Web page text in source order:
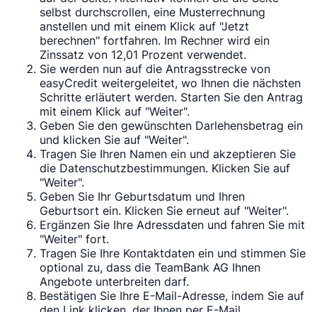
selbst durchscrollen, eine Musterrechnung
anstellen und mit einem Klick auf "Jetzt
berechnen" fortfahren. Im Rechner wird ein
Zinssatz von 12,01 Prozent verwendet.
Sie werden nun auf die Antragsstrecke von
easyCredit weitergeleitet, wo Ihnen die nächsten
Schritte erläutert werden. Starten Sie den Antrag
mit einem Klick auf "Weiter".
Geben Sie den gewünschten Darlehensbetrag ein
und klicken Sie auf "Weiter".
Tragen Sie Ihren Namen ein und akzeptieren Sie
die Datenschutzbestimmungen. Klicken Sie auf
"Weiter".
Geben Sie Ihr Geburtsdatum und Ihren
Geburtsort ein. Klicken Sie erneut auf "Weiter".
Ergänzen Sie Ihre Adressdaten und fahren Sie mit
"Weiter" fort.
Tragen Sie Ihre Kontaktdaten ein und stimmen Sie
optional zu, dass die TeamBank AG Ihnen
Angebote unterbreiten darf.
Bestätigen Sie Ihre E-Mail-Adresse, indem Sie auf